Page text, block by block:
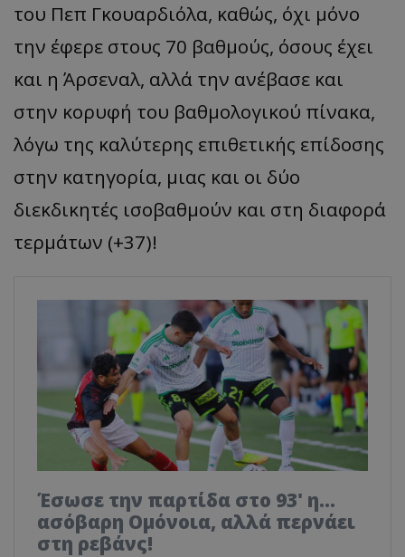
του Πεπ Γκουαρδιόλα, καθώς, όχι μόνο
την έφερε στους 70 βαθμούς, όσους έχει
και η Άρσεναλ, αλλά την ανέβασε και
στην κορυφή του βαθμολογικού πίνακα,
λόγω της καλύτερης επιθετικής επίδοσης
στην κατηγορία, μιας και οι δύο
διεκδικητές ισοβαθμούν και στη διαφορά
τερμάτων (+37)!
Έσωσε την παρτίδα στο 93' η...
ασόβαρη Ομόνοια, αλλά περνάει
στη ρεβάνς!